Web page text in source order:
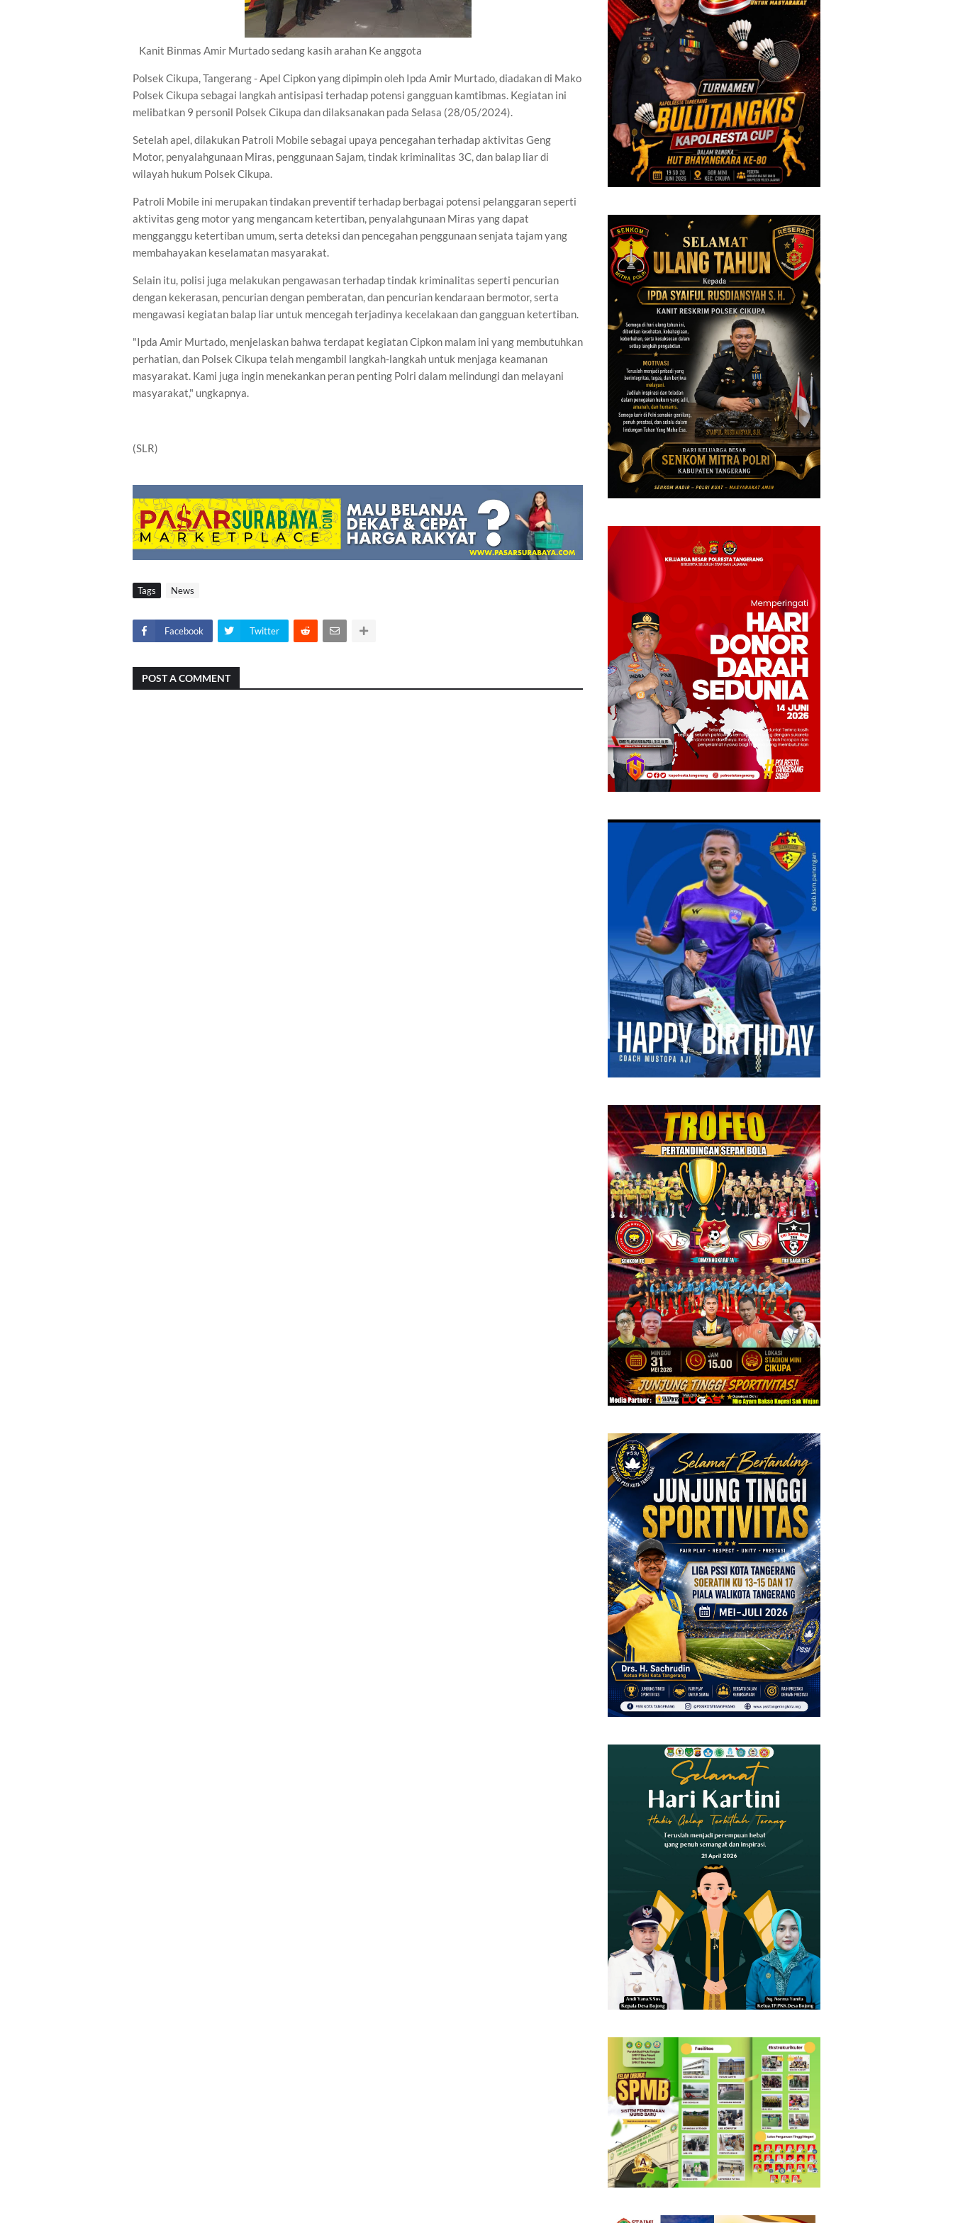
Kanit Binmas Amir Murtado sedang kasih arahan Ke anggota
Polsek Cikupa, Tangerang - Apel Cipkon yang dipimpin oleh Ipda Amir Murtado, diadakan di Mako
Polsek Cikupa sebagai langkah antisipasi terhadap potensi gangguan kamtibmas. Kegiatan ini
melibatkan 9 personil Polsek Cikupa dan dilaksanakan pada Selasa (28/05/2024).
Setelah apel, dilakukan Patroli Mobile sebagai upaya pencegahan terhadap aktivitas Geng
Motor, penyalahgunaan Miras, penggunaan Sajam, tindak kriminalitas 3C, dan balap liar di
wilayah hukum Polsek Cikupa.
Patroli Mobile ini merupakan tindakan preventif terhadap berbagai potensi pelanggaran seperti
aktivitas geng motor yang mengancam ketertiban, penyalahgunaan Miras yang dapat
mengganggu ketertiban umum, serta deteksi dan pencegahan penggunaan senjata tajam yang
membahayakan keselamatan masyarakat.
Selain itu, polisi juga melakukan pengawasan terhadap tindak kriminalitas seperti pencurian
dengan kekerasan, pencurian dengan pemberatan, dan pencurian kendaraan bermotor, serta
mengawasi kegiatan balap liar untuk mencegah terjadinya kecelakaan dan gangguan ketertiban.
"Ipda Amir Murtado, menjelaskan bahwa terdapat kegiatan Cipkon malam ini yang membutuhkan
perhatian, dan Polsek Cikupa telah mengambil langkah-langkah untuk menjaga keamanan
masyarakat. Kami juga ingin menekankan peran penting Polri dalam melindungi dan melayani
masyarakat," ungkapnya.
(SLR)
Tags News
Facebook Twitter
POST A COMMENT